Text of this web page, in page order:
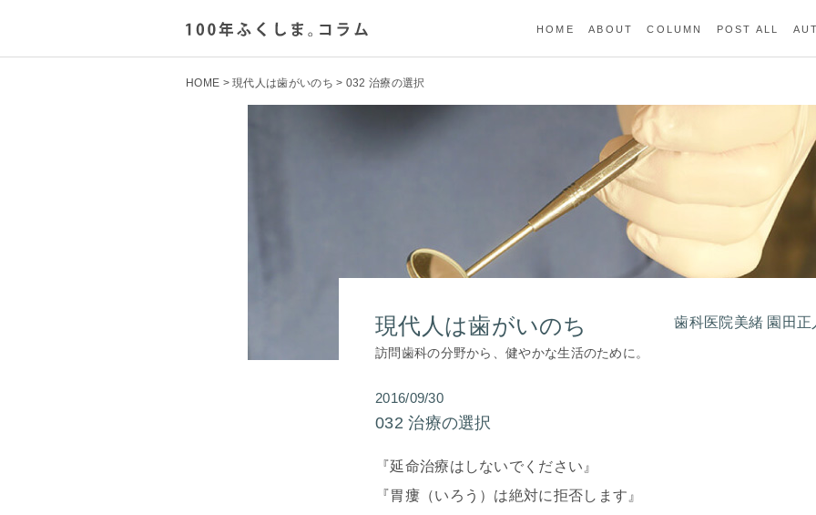
HOME ABOUT COLUMN POST ALL
HOME >現代人は歯がいのち > 032 治療の選択
現代人は歯がいのち 歯科医院美緒 園田正
訪問歯科の分野から、健やかな生活のために。
2016/09/30
032 治療の選択
『延命治療はしないでください』
『胃瘻（いろう）は絶対に拒否します』